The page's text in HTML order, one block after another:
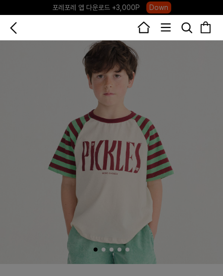
포레포레 앱 다운로드 +3,000P
Down
하우스오브캐러셀, 국내단독 프리오더(~8/10) Click